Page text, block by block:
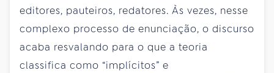
editores, pauteiros, redatores. Às vezes, nesse
complexo processo de enunciação, o discurso
acaba resvalando para o que a teoria
classifica como “implícitos” e